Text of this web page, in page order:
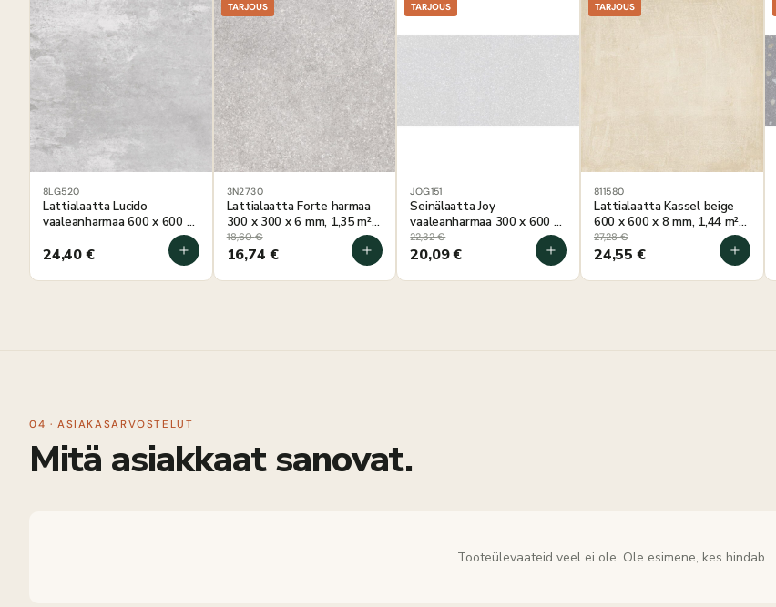
8LG520
Lattialaatta Lucido
vaaleanharmaa 600 x 600 x
24,40€
TARJOUS
3N2730
Lattialaatta Forte harmaa
300 x 300 x 6 mm, 1,35 m²
pakkaus
18,60€
16,74 €
TARJOUS
JOG151
Seinälaatta Joy
vaaleanharmaa 300 x 600 x
9 mm, 1,44 m² pakkaus
22,32€
20,09€
TARJOUS
811580
Lattialaatta Kassel beige
600 x 600 x 8 mm, 1,44 m²
pakkaus
27,28€
24,55 €
04 · ASIAKASARVOSTELUT
Mitä asiakkaat sanovat.
Tooteülevaateid veel ei ole. Ole esimene, kes hindab.